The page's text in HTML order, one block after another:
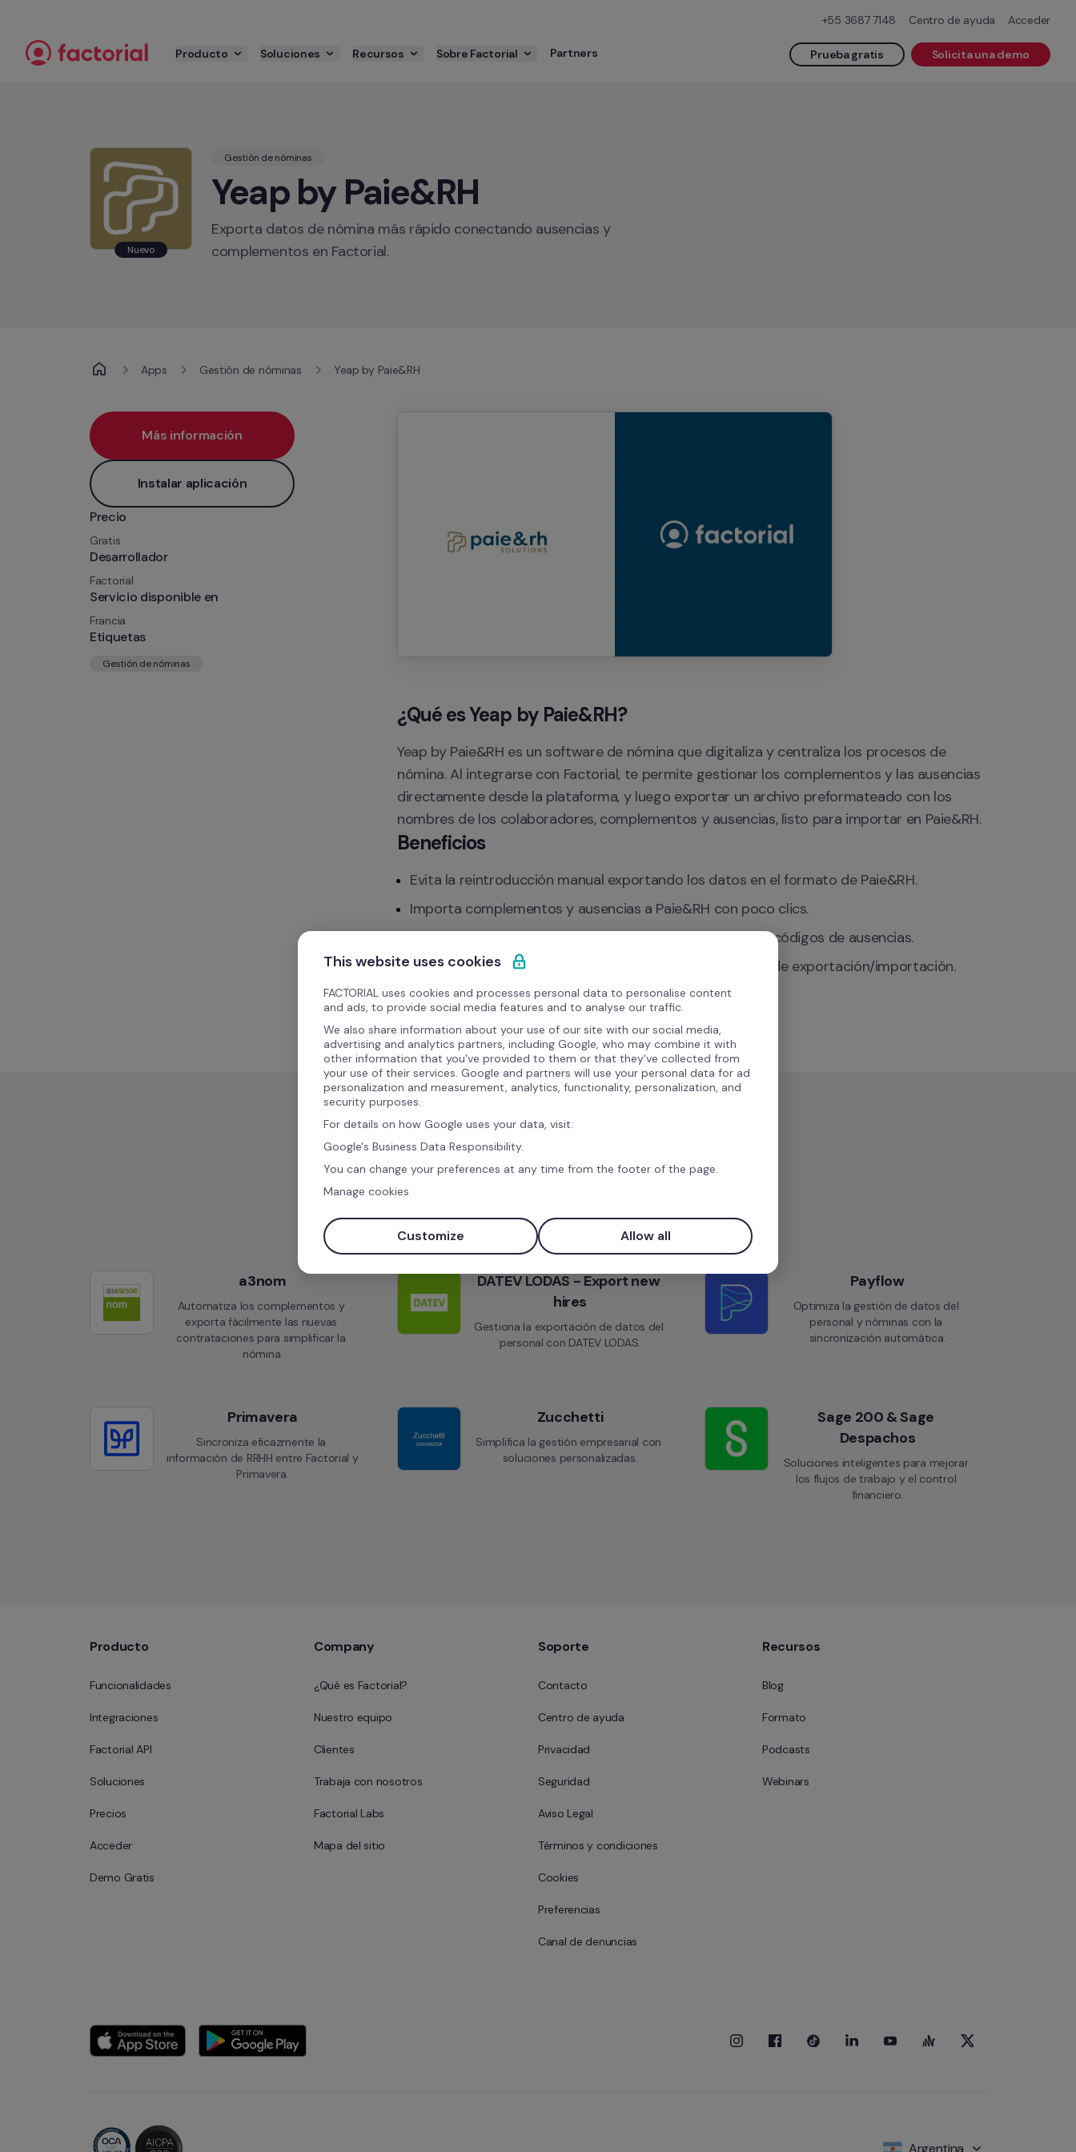
+55 3687 7148 Centro de ayuda Acceder
Producto Soluciones Recursos Sobre Factorial Partners Prueba gratis Solicita una demo
Nuevo
Gestión de nóminas
Yeap by Paie&RH
Exporta datos de nómina más rápido conectando ausencias y
complementos en Factorial.
Apps Gestión de nóminas Yeap by Paie&RH
Más información
Instalar aplicación
Precio
Gratis
Desarrollador
Factorial
Servicio disponible en
Francia
Etiquetas
Gestión de nóminas
¿Qué es Yeap by Paie&RH?
Yeap by Paie&RH es un software de nómina que digitaliza y centraliza los procesos de
nómina. Al integrarse con Factorial, te permite gestionar los complementos y las ausencias
directamente desde la plataforma, y luego exportar un archivo preformateado con los
nombres de los colaboradores, complementos y ausencias, listo para importar en Paie&RH.
Beneficios
Evita la reintroducción manual exportando los datos en el formato de Paie&RH.
Importa complementos y ausencias a Paie&RH con poco clics.
Configura una sola vez colaboradores, complementos, y códigos de ausencias.
Ahorra tiempo y reduce errores con un flujo optimizado de exportación/importación.
Integraciones similares
a3nom
Automatiza los complementos y
exporta fácilmente las nuevas
contrataciones para simplificar la
nómina.
DATEV LODAS - Export new
hires
Gestiona la exportación de datos del
personal con DATEV LODAS.
Payflow
Optimiza la gestión de datos del
personal y nóminas con la
sincronización automática.
Primavera
Sincroniza eficazmente la
información de RRHH entre Factorial y
Primavera.
Zucchetti
Simplifica la gestión empresarial con
soluciones personalizadas.
Sage 200 & Sage
Despachos
Soluciones inteligentes para mejorar
los flujos de trabajo y el control
financiero.
Producto
Funcionalidades
Integraciones
Factorial API
Soluciones
Precios
Acceder
Demo Gratis
Company
¿Qué es Factorial?
Nuestro equipo
Clientes
Trabaja con nosotros
Factorial Labs
Mapa del sitio
Soporte
Contacto
Centro de ayuda
Privacidad
Seguridad
Aviso Legal
Términos y condiciones
Cookies
Preferencias
Canal de denuncias
Recursos
Blog
Formato
Podcasts
Webinars
Argentina
This website uses cookies
FACTORIAL uses cookies and processes personal data to personalise content
and ads, to provide social media features and to analyse our traffic.
We also share information about your use of our site with our social media,
advertising and analytics partners, including Google, who may combine it with
other information that you've provided to them or that they've collected from
your use of their services. Google and partners will use your personal data for ad
personalization and measurement, analytics, functionality, personalization, and
security purposes.
For details on how Google uses your data, visit:
Google's Business Data Responsibility.
You can change your preferences at any time from the footer of the page.
Manage cookies
Customize Allow all